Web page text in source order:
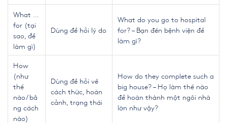
What …
for (tại
sao, để
làm gì)
Dùng để hỏi lý do
What do you go to hospital
for? – Bạn đến bệnh viện để
làm gì?
How
(như
thế
nào/bằ
ng cách
nào)
Dùng để hỏi về
cách thức, hoàn
cảnh, trạng thái
How do they complete such a
big house? – Họ làm thế nào
để hoàn thành một ngôi nhà
lớn như vậy?